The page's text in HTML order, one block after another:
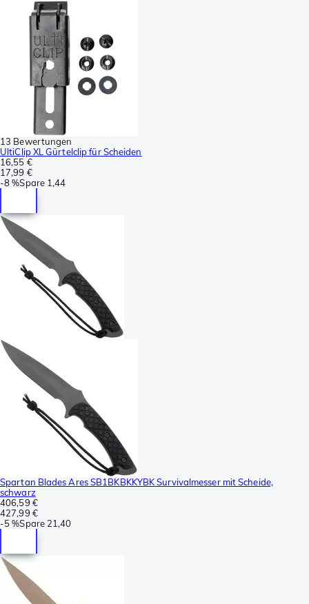
13 Bewertungen
UltiClip XL Gürtelclip für Scheiden
16,55 €
17,99 €
-8 %Spare 1,44
Spartan Blades Ares SB1BKBKKYBK Survivalmesser mit Scheide,
schwarz
406,59 €
427,99 €
-5 %Spare 21,40